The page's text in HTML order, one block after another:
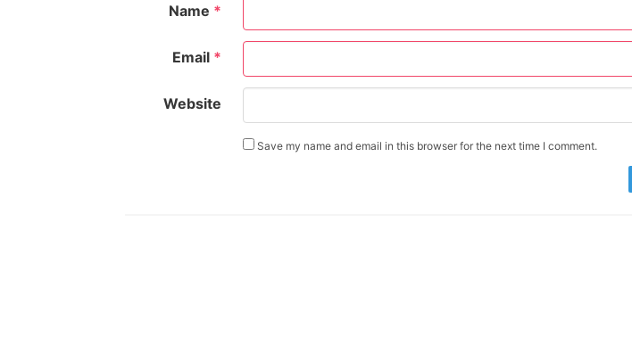
Name *
Email *
Website
Save my name and email in this browser for the next time I comment.